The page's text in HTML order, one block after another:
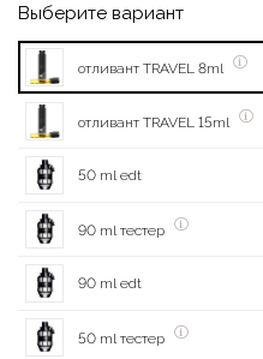
Выберите вариант
отливант TRAVEL 8ml
отливант TRAVEL 15ml
50 ml edt
90 ml тестер
90 ml edt
50 ml тестер